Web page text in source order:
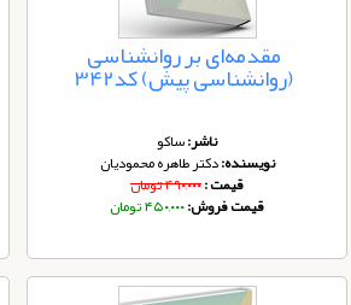
مقدمه‌ای بر روانشناسی
(روانشناسی پیش) کد342
ناشر:ساکو
نویسنده:دکتر طاهره محمودیان
قیمت :۴۹۰,۰۰۰ تومان
قیمت فروش:۴۵۰,۰۰۰ تومان